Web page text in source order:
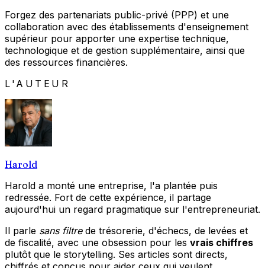
Forgez des partenariats public-privé (PPP) et une
collaboration avec des établissements d'enseignement
supérieur pour apporter une expertise technique,
technologique et de gestion supplémentaire, ainsi que
des ressources financières.
L'AUTEUR
Harold
Harold a monté une entreprise, l'a plantée puis
redressée. Fort de cette expérience, il partage
aujourd'hui un regard pragmatique sur l'entrepreneuriat.
Il parle sans filtrede trésorerie, d'échecs, de levées et
de fiscalité, avec une obsession pour les vrais chiffres
plutôt que le storytelling. Ses articles sont directs,